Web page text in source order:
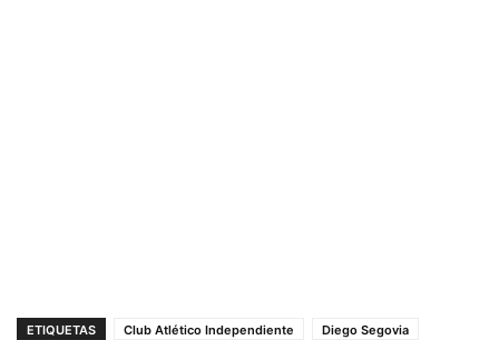
ETIQUETAS Club Atlético Independiente
Diego Segovia